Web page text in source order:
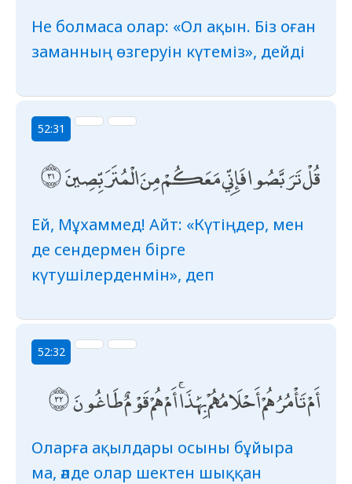
Не болмаса олар: «Ол ақын. Біз оған
заманның өзгеруін күтеміз», дейді
52:31
قُلْ تَرَبَّصُوا فَإِنِّي مَعَكُمْ مِنَ الْمُتَرَبِّصِينَ
Ей, Мұхаммед! Айт: «Күтіңдер, мен
де сендермен бірге
күтушілерденмін», деп
52:32
أَمْ تَأْمُرُهُمْ أَحْلَامُهُمْ بِهَٰذَا ۚ أَمْ هُمْ قَوْمٌ طَاغُونَ
Оларға ақылдары осыны бұйыра
ма, әлде олар шектен шыққан